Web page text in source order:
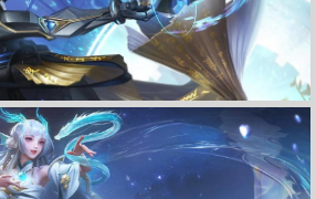
王者荣耀3440x1440带鱼屏壁纸
立 即 下 载
收 藏